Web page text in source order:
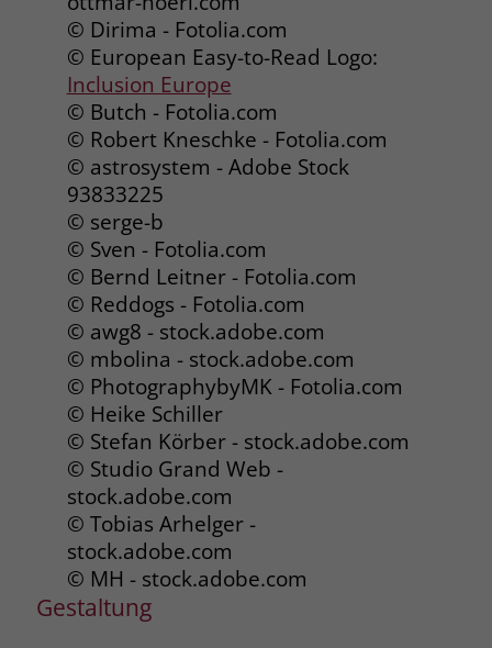
© Dirima - Fotolia.com
© European Easy-to-Read Logo:
Inclusion Europe
© Butch - Fotolia.com
© Robert Kneschke - Fotolia.com
© astrosystem - Adobe Stock
93833225
© serge-b
© Sven - Fotolia.com
© Bernd Leitner - Fotolia.com
© Reddogs - Fotolia.com
© awg8 - stock.adobe.com
© mbolina - stock.adobe.com
© PhotographybyMK - Fotolia.com
© Heike Schiller
© Stefan Körber - stock.adobe.com
© Studio Grand Web -
stock.adobe.com
© Tobias Arhelger -
stock.adobe.com
© MH - stock.adobe.com
Gestaltung
Name _gcl_dc
Anbieter Google Ads
Laufzeit 90 Tage
Zweck
Dieses Cookie wird gesetzt, wenn ein
User über einen Klick auf eine Google
Werbeanzeige auf die Website gelangt.
Es enthält Informationen darüber,
welche Werbeanzeige geklickt wurde,
sodass erzielte Erfolge wie z.B.
Bestellungen oder Kontaktanfragen der
Anzeige zugewiesen werden können.
Name _fbp
Anbieter Facebook
Laufzeit 3 Monate
Der Zweck von _fbp ist vollständig auf
die Werbe- und Analysebemühungen